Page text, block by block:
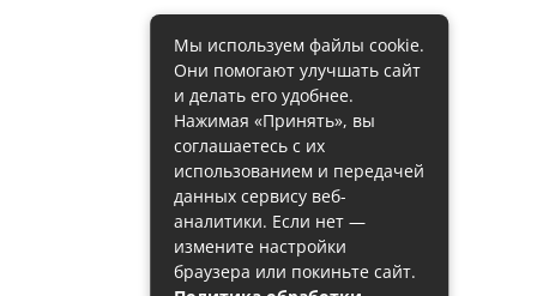
Мы используем файлы cookie.
Они помогают улучшать сайт
и делать его удобнее.
Нажимая «Принять», вы
соглашаетесь с их
использованием и передачей
данных сервису веб-
аналитики. Если нет —
измените настройки
браузера или покиньте сайт.